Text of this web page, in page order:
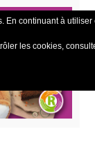
continuant à
les cookies,